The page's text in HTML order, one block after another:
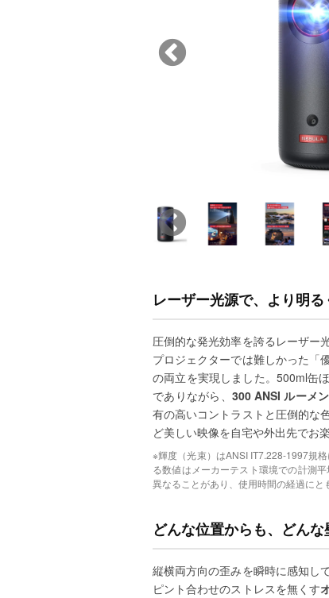
レーザー光源で、より明る
圧倒的な発光効率を誇るレーザー
プロジェクターでは難しかった「
の両立を実現しました。500ml缶
でありながら、 300 ANSI ルーメン
有の高いコントラストと圧倒的な
ど美しい映像を自宅や外出先でお
※輝度（光束）はANSI IT7.228-1997規
る数値はメーカーテスト環境での計測
異なることがあり、使用時間の経過にと
どんな位置からも、どんな
縦横両方向の歪みを瞬時に感知し
ピント合わせのストレスを無くす